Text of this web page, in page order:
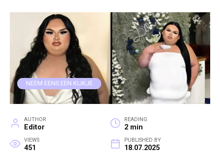
NEEM EENS EEN KIJKJE
AUTHOR
Editor
READING
2 min
VIEWS
451
PUBLISHED BY
18.07.2025